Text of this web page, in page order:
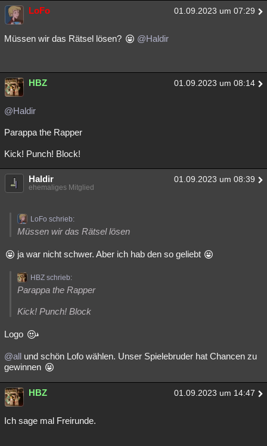
LoFo 01.09.2023 um 07:29
Müssen wir das Rätsel lösen? @Haldir
HBZ 01.09.2023 um 08:14
@Haldir
Parappa the Rapper
Kick! Punch! Block!
Haldir 01.09.2023 um 08:39
ehemaliges Mitglied
LoFo schrieb:
Müssen wir das Rätsel lösen
ja war nicht schwer. Aber ich hab den so geliebt
HBZ schrieb:
Parappa the Rapper
Kick! Punch! Block
Logo
@all und schön Lofo wählen. Unser Spielebruder hat Chancen zu
gewinnen
HBZ 01.09.2023 um 14:47
Ich sage mal Freirunde.